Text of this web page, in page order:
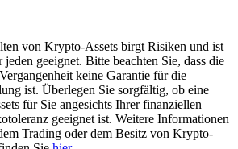
von Krypto-Assets birgt Risiken und ist
geeignet. Bitte beachten Sie, dass die
keine Garantie für die
ist. Überlegen Sie sorgfältig, ob eine
für Sie angesichts Ihrer finanziellen
geeignet ist. Weitere Informationen
Trading oder dem Besitz von Krypto-